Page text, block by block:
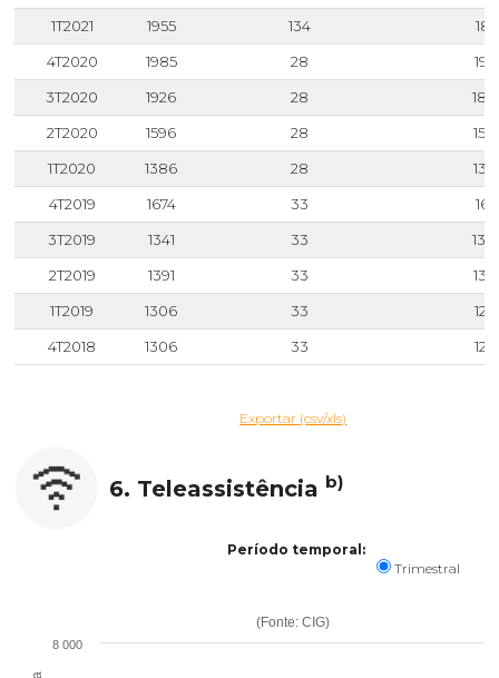
1T2021
1955 134
4T2020
1985 28
3T2020
1926 28
2T2020
1596 28
1T2020
1386 28
4T2019
1674 33
3T2019
1341 33
2T2019
1391 33
1T2019
1306 33
4T2018
1306 33
Exportar (csv/xls)
6. Teleassistência b)
Período temporal:
Trimestral
(Fonte: CIG)
8 000